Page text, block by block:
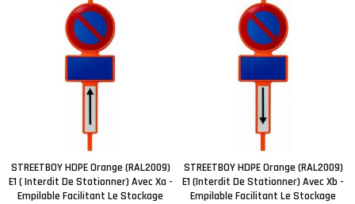
STREETBOY HDPE Orange (RAL2009)
E1 ( Interdit De Stationner) Avec Xa -
Empilable Facilitant Le Stockage
STREETBOY HDPE Orange (RAL2009)
E1 (Interdit De Stationner) Avec Xb -
Empilable Facilitant Le Stockage